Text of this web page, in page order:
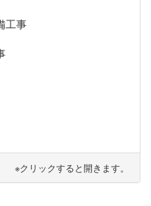
工事
※クリックすると開きます。